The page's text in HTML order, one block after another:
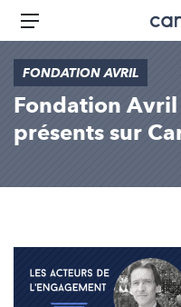
Aller
principal
Le
de
Menu
FONDATION AVRIL
Fondation
présents sur